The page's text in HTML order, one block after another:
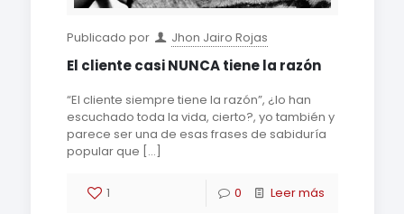
Publicado por Jhon Jairo Rojas
El cliente casi NUNCA tiene la razón
“El cliente siempre tiene la razón”, ¿lo han
escuchado toda la vida, cierto?, yo también y
parece ser una de esas frases de sabiduría
popular que […]
1 0 Leer más